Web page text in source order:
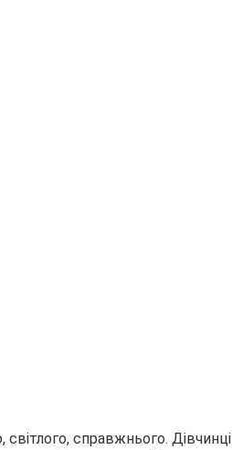
справжнього. Дівчинці